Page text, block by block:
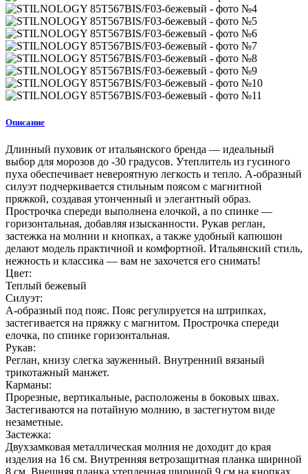
Описание
Длинный пуховик от итальянского бренда — идеальный
выбор для морозов до -30 градусов. Утеплитель из гусиного
пуха обеспечивает невероятную легкость и тепло. А-образный
силуэт подчеркивается стильным поясом с магнитной
пряжкой, создавая утонченный и элегантный образ.
Прострочка спереди выполнена елочкой, а по спинке —
горизонтальная, добавляя изысканности. Рукав реглан,
застежка на молнии и кнопках, а также удобный капюшон
делают модель практичной и комфортной. Итальянский стиль,
нежность и классика — вам не захочется его снимать!
Цвет:
Теплый бежевый
Силуэт:
А-образный под пояс. Пояс регулируется на штрипках,
застегивается на пряжку с магнитом. Прострочка спереди
елочка, по спинке горизонтальная.
Рукав:
Реглан, книзу слегка зауженный. Внутренний вязаный
трикотажный манжет.
Карманы:
Прорезные, вертикальные, расположены в боковых швах.
Застегиваются на потайную молнию, в застегнутом виде
незаметные.
Застежка:
Двухзамковая металлическая молния не доходит до края
изделия на 16 см. Внутренняя ветрозащитная планка шириной
8 см. Внешняя планка утепленная шириной 9 см на кнопках.